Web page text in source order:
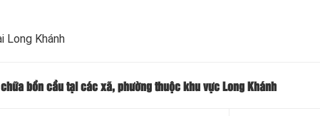
Long Khánh
bồn cầu tại các xã, phường thuộc khu vực Long Khánh